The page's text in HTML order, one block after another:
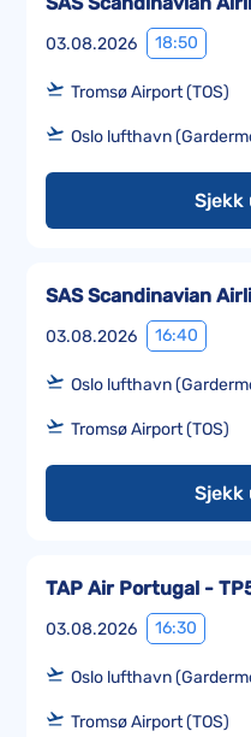
03.08.2026 18:50
Tromsø Airport (TOS)
Oslo lufthavn
Sjekk
03.08.2026 16:40
SAS Scandinavian
Oslo lufthavn
Tromsø Airport (TOS)
Sjekk
03.08.2026 16:30
TAP Air Portugal -
Oslo lufthavn
Tromsø Airport (TOS)